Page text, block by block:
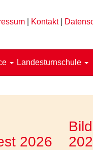
Kontakt|
Landesturnschule
2026